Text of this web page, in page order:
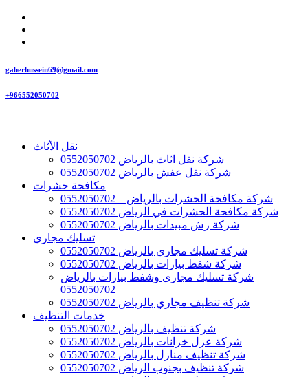
gaberhussein69@gmail.com
+966552050702
نقل الأثاث
شركة نقل اثاث بالرياض 0552050702
شركة نقل عفش بالرياض 0552050702
مكافحة حشرات
شركة مكافحة الحشرات بالرياض – 0552050702
شركة مكافحة الحشرات في الرياض 0552050702
شركة رش مبيدات بالرياض 0552050702
تسليك مجاري
شركة تسليك مجاري بالرياض 0552050702
شركة شفط بيارات بالرياض 0552050702
شركة تسليك مجارى وشفط بيارات بالرياض
0552050702
شركة تنظيف مجاري بالرياض 0552050702
خدمات التنظيف
شركة تنظيف بالرياض 0552050702
شركة عزل خزانات بالرياض 0552050702
شركة تنظيف منازل بالرياض 0552050702
شركة تنظيف بجنوب الرياض 0552050702